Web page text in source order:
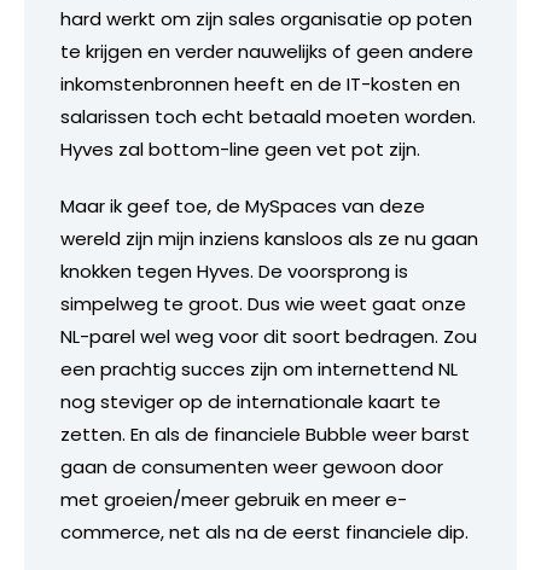
hard werkt om zijn sales organisatie op poten
te krijgen en verder nauwelijks of geen andere
inkomstenbronnen heeft en de IT-kosten en
salarissen toch echt betaald moeten worden.
Hyves zal bottom-line geen vet pot zijn.
Maar ik geef toe, de MySpaces van deze
wereld zijn mijn inziens kansloos als ze nu gaan
knokken tegen Hyves. De voorsprong is
simpelweg te groot. Dus wie weet gaat onze
NL-parel wel weg voor dit soort bedragen. Zou
een prachtig succes zijn om internettend NL
nog steviger op de internationale kaart te
zetten. En als de financiele Bubble weer barst
gaan de consumenten weer gewoon door
met groeien/meer gebruik en meer e-
commerce, net als na de eerst financiele dip.